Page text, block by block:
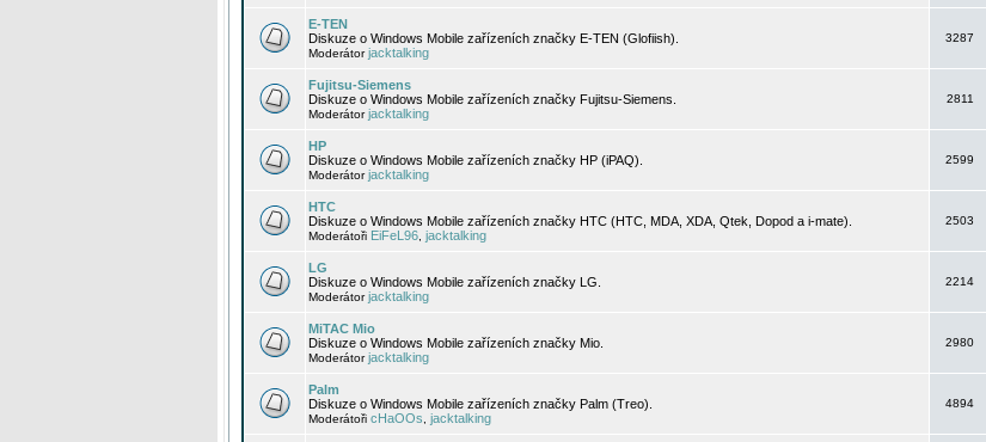
E-TEN
Diskuze o Windows Mobile zařízeních značky E-TEN (Glofiish).
Moderátorjacktalking
3287
Fujitsu-Siemens
Diskuze o Windows Mobile zařízeních značky Fujitsu-Siemens.
Moderátorjacktalking
2811
HP
Diskuze o Windows Mobile zařízeních značky HP (iPAQ).
Moderátorjacktalking
2599
HTC
Diskuze o Windows Mobile zařízeních značky HTC (HTC, MDA, XDA, Qtek, Dopod a i-mate).
Moderátoři EiFeL96 jacktalking
2503
LG
Diskuze o Windows Mobile zařízeních značky LG.
Moderátorjacktalking
2214
MiTAC Mio
Diskuze o Windows Mobile zařízeních značky Mio.
Moderátorjacktalking
2980
Palm
Diskuze o Windows Mobile zařízeních značky Palm (Treo).
Moderátoři cHaOOs jacktalking
4894